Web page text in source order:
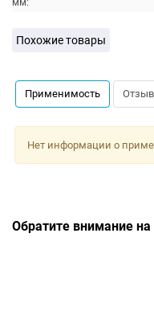
мм:
Похожие товары
Применимость
Нет информации о
Обратите внимание